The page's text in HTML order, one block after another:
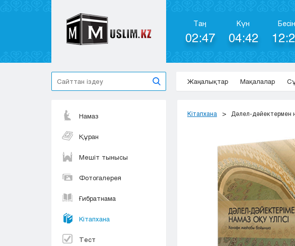
Таң
02:47
Күн
04:42
Бесін
Жаңалықтар Мақалалар
Намаз
Құран
Мешіт тынысы
Фотогалерея
Ғибратнама
Кітапхана
Тест
Кітапхана Дәлел-дәйектермен